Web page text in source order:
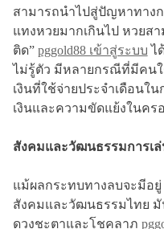
สามารถนำไปสู่ปัญหาทาง
แทงหวยมากเกินไป หวยส
ติด” pggold88 เข้าสู่ระบบ ไ
ไม่รู้ตัว มีหลายกรณีที่มีคน
เงินที่ใช้จ่ายประจำเดือนใ
เงินและความขัดแย้งในคร
สังคมและวัฒนธรรมการเ
แม้ผลกระทบทางลบจะมีอ
สังคมและวัฒนธรรมไทย มั
ดวงชะตาและโชคลาภ